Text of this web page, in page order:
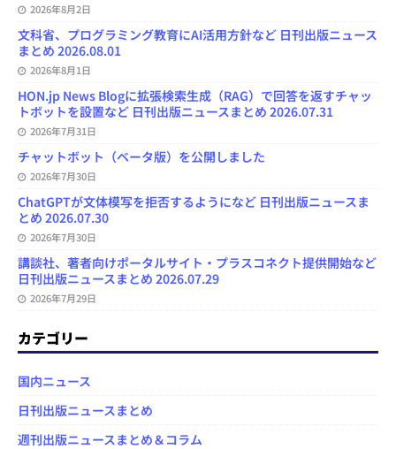
2026年8月2日
文科省、プログラミング教育にAI活用方針など 日刊出版ニュース
まとめ 2026.08.01
2026年8月1日
HON.jp News Blogに拡張検索生成（RAG）で回答を返すチャッ
トボットを設置など 日刊出版ニュースまとめ 2026.07.31
2026年7月31日
チャットボット（ベータ版）を公開しました
2026年7月30日
ChatGPTが文体模写を拒否するようになど 日刊出版ニュースま
とめ 2026.07.30
2026年7月30日
講談社、著者向けポータルサイト・プラスコネクト提供開始など
日刊出版ニュースまとめ 2026.07.29
2026年7月29日
カテゴリー
国内ニュース
日刊出版ニュースまとめ
週刊出版ニュースまとめ＆コラム